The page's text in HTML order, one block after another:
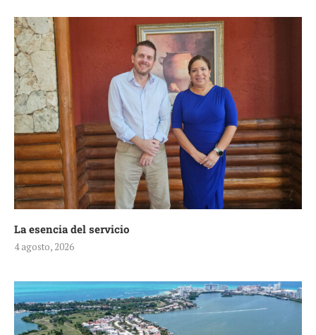
La esencia del servicio
4 agosto, 2026